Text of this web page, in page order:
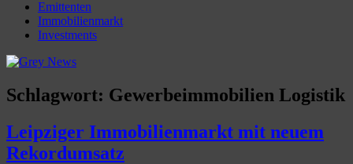
Emittenten
Immobilienmarkt
Investments
Schlagwort: Gewerbeimmobilien Logistik
Leipziger Immobilienmarkt mit neuem
Rekordumsatz